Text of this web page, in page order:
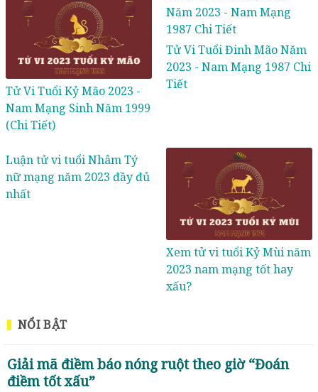
Tử Vi Tuổi Kỷ Mão 2023 -
Nam Mạng Sinh Năm 1999
(Chi Tiết)
Tử Vi Tuổi Đinh Mão Năm
2023 - Nam Mạng 1987 Chi
Tiết
Luận tử vi tuổi Nhâm Tý
nữ mạng năm 2023 đầy đủ
nhất
Xem tử vi tuổi Kỷ Mùi năm
2023 nam mạng tốt hay
xấu?
NỔI BẬT
Giải mã điềm báo nóng ruột theo giờ “Đoán
điềm tốt xấu”